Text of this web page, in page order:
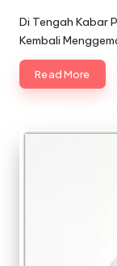
by
Di Tengah Kabar
Kembali
Read More